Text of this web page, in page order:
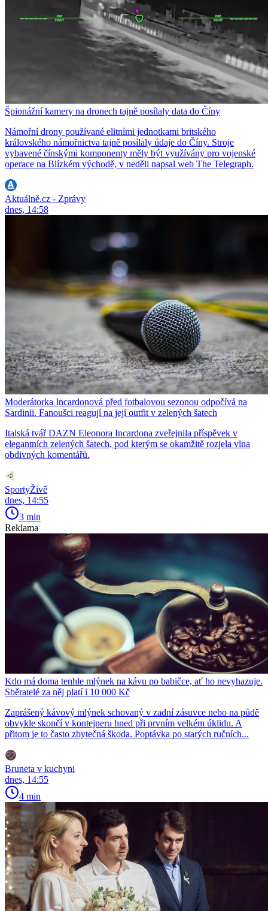
Špionážní kamery na dronech tajně posílaly data do Číny
Námořní drony používané elitními jednotkami britského
královského námořnictva tajně posílaly údaje do Číny. Stroje
vybavené čínskými komponenty měly být využívány pro vojenské
operace na Blízkém východě, v neděli napsal web The Telegraph.
Aktuálně.cz - Zprávy
dnes, 14:58
Moderátorka Incardonová před fotbalovou sezonou odpočívá na
Sardinii. Fanoušci reagují na její outfit v zelených šatech
Italská tvář DAZN Eleonora Incardona zveřejnila příspěvek v
elegantních zelených šatech, pod kterým se okamžitě rozjela vlna
obdivných komentářů.
SportyŽivě
dnes, 14:55
3 min
Reklama
Kdo má doma tenhle mlýnek na kávu po babičce, ať ho nevyhazuje.
Sběratelé za něj platí i 10 000 Kč
Zaprášený kávový mlýnek schovaný v zadní zásuvce nebo na půdě
obvykle skončí v kontejneru hned při prvním velkém úklidu. A
přitom je to často zbytečná škoda. Poptávka po starých ručních...
Bruneta v kuchyni
dnes, 14:55
4 min